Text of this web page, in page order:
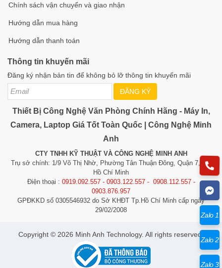
Chính sách vận chuyển và giao nhận
Hướng dẫn mua hàng
Hướng dẫn thanh toán
Thông tin khuyến mãi
Đăng ký nhận bản tin để không bỏ lỡ thông tin khuyến mãi
ĐĂNG KÝ
Thiết Bị Công Nghệ Văn Phòng Chính Hãng - Máy In,
Camera, Laptop Giá Tốt Toàn Quốc | Công Nghệ Minh
Anh
CTY TNHH KỸ THUẬT VÀ CÔNG NGHỆ MINH ANH
Trụ sở chính: 1/9 Võ Thị Nhờ, Phường Tân Thuận Đông, Quận 7, TP.
Hồ Chí Minh
Điện thoại : 0919.092.557 - 0903.122.557 - 0908.112.557 -
0903.876.957
GPĐKKD số 0305546932 do Sở KHĐT Tp.Hồ Chí Minh cấp ngày
29/02/2008
​​​​​​Copyright © 2026 Minh Anh Technology. All rights reserved.
Zalo 1
Zalo 2
Zalo 3